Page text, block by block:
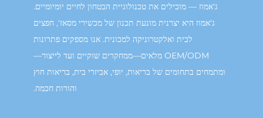
ג'אמוז — מובילים את טכנולוגיית הבטחון לחיים יומיומיים.
ג'אמוז היא יצרנית מונעת תכנון של מכשירי מסאז', חפצים
לבית ואלקטרוניקה למכונית. אנו מספקים פתרונות
OEM/ODM מלאים—ממחקרים שוקיים ועד לייצור—
בתחומים של בריאות, יופי, אביזרי בית, בריאות חוץ
והורות חכמה.